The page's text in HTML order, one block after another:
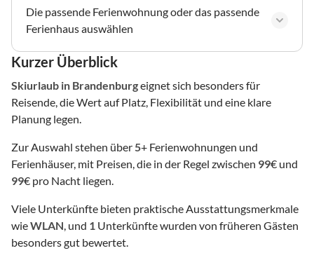
Die passende Ferienwohnung oder das passende
Ferienhaus auswählen
Kurzer Überblick
Skiurlaub in Brandenburgeignet sich besonders für
Reisende, die Wert auf Platz, Flexibilität und eine klare
Planung legen.
Zur Auswahl stehen über 5+ Ferienwohnungen und
Ferienhäuser, mit Preisen, die in der Regel zwischen 99€ und
99€ pro Nacht liegen.
Viele Unterkünfte bieten praktische Ausstattungsmerkmale
wieWLAN , und 1 Unterkünfte wurden von früheren Gästen
besonders gut bewertet.